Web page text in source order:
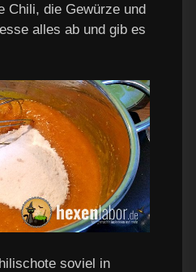
Chili, die Gewürze und
alles ab und gib es
soviel in